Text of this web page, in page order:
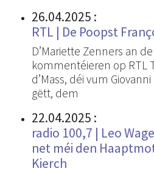
26.04.2025 :
RTL | De Poopst
D’Mariette Zenners an
kommentéieren op RTL
d’Mass, déi vum
gëtt, dem
22.04.2025 :
radio 100,7 | Leo
net méi den
Kierch